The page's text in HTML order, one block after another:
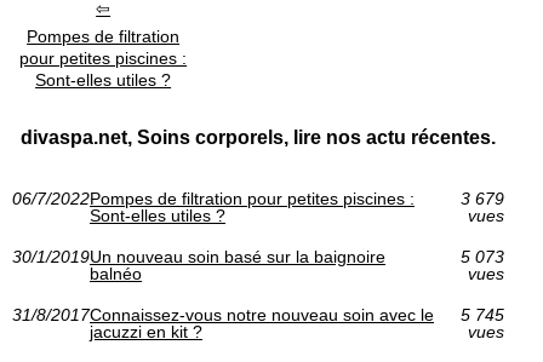
Pompes de filtration
pour petites piscines :
Sont-elles utiles ?
divaspa.net, Soins corporels, lire nos actu récentes.
06/7/2022Pompes de filtration pour petites piscines :
Sont-elles utiles ?
3 679
vues
30/1/2019Un nouveau soin basé sur la baignoire
balnéo
5 073
vues
31/8/2017Connaissez-vous notre nouveau soin avec le
jacuzzi en kit ?
5 745
vues